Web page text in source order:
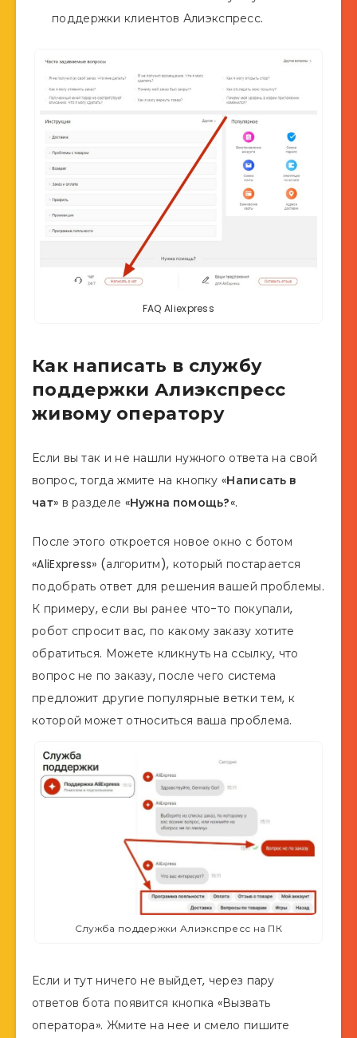
поддержки клиентов Алиэкспресс.
FAQ Aliexpress
Как написать в службу
поддержки Алиэкспресс
живому оператору
Если вы так и не нашли нужного ответа на свой
вопрос, тогда жмите на кнопку «Написать в
чат» в разделе «Нужна помощь?«.
После этого откроется новое окно с ботом
«AliExpress» (алгоритм), который постарается
подобрать ответ для решения вашей проблемы.
К примеру, если вы ранее что-то покупали,
робот спросит вас, по какому заказу хотите
обратиться. Можете кликнуть на ссылку, что
вопрос не по заказу, после чего система
предложит другие популярные ветки тем, к
которой может относиться ваша проблема.
Служба поддержки Алиэкспресс на ПК
Если и тут ничего не выйдет, через пару
ответов бота появится кнопка «Вызвать
оператора». Жмите на нее и смело пишите